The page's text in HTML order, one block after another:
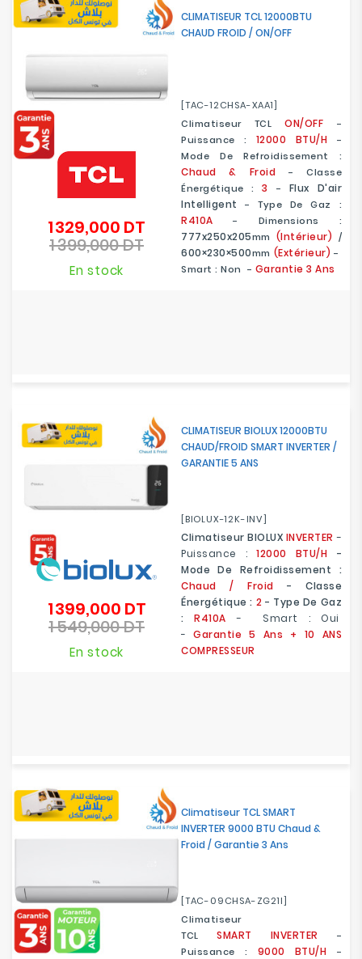
CLIMATISEUR TCL 12000BTU
CHAUD FROID / ON/OFF
[TAC-12CHSA-XAA1]
Climatiseur TCLON/OFF -
Puissance :
12000 BTU/H -
Mode De Refroidissement :
Chaud & Froid - Classe
Énergétique :3 - Flux D'air
Intelligent- Type De Gaz :
R410A - Dimensions :
777x250x205Mm (Intérieur) /
600×230×500Mm (Extérieur) -
Smart : Non - Garantie 3 Ans
1 329,000 DT
1 399,000 DTPrix
En stock
CLIMATISEUR BIOLUX 12000BTU
CHAUD/FROID SMART INVERTER /
GARANTIE 5 ANS
[BIOLUX-12K-INV]
Climatiseur BIOLUX INVERTER-
Puissance :
12000 BTU/H
-
Mode De Refroidissement :
Chaud / Froid - Classe
Énergétique : 2 - Type De Gaz
:R410A- Smart : Oui
-
Garantie 5 Ans + 10 ANS
COMPRESSEUR
1 399,000 DTPrix
1 549,000 DTPrix
En stock
Climatiseur TCL SMART
INVERTER 9000 BTU Chaud &
Froid / Garantie 3 Ans
[TAC-09CHSA-ZG21I]
Climatiseur
TCLSMART INVERTER -
Puissance :
9000 BTU/H -